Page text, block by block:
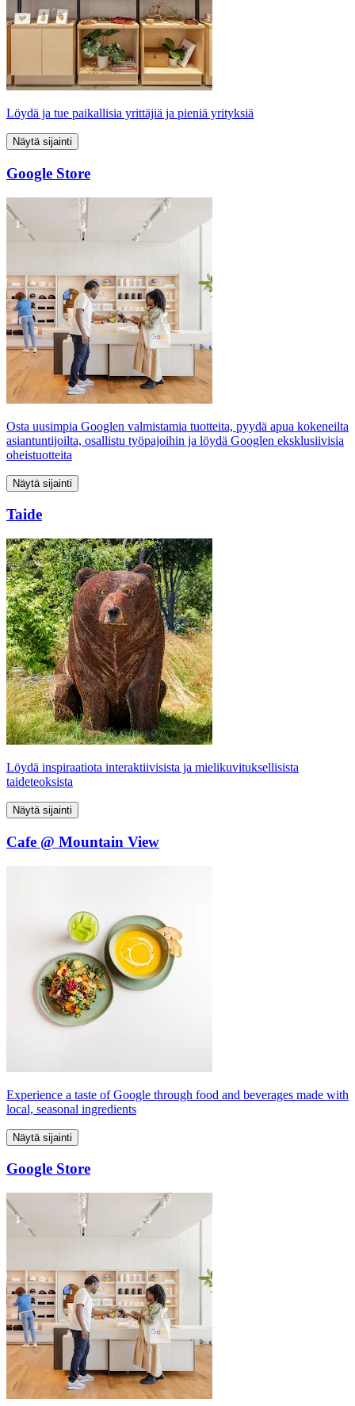
Löydä ja tue paikallisia yrittäjiä ja pieniä yrityksiä
Näytä sijainti
Google Store
Osta uusimpia Googlen valmistamia tuotteita, pyydä apua kokeneilta
asiantuntijoilta, osallistu työpajoihin ja löydä Googlen eksklusiivisia
oheistuotteita
Näytä sijainti
Taide
Löydä inspiraatiota interaktiivisista ja mielikuvituksellisista
taideteoksista
Näytä sijainti
Cafe @ Mountain View
Experience a taste of Google through food and beverages made with
local, seasonal ingredients
Näytä sijainti
Google Store